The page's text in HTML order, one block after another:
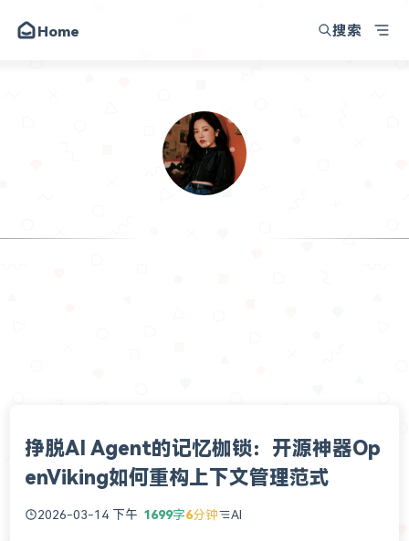
我的小破站
Home 搜索
挣脱AI Agent的记忆枷锁：开源神器Op
enViking如何重构上下文管理范式
2026-03-14 下午 1699字6分钟 AI